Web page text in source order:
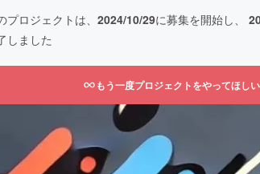
プロジェクトは、 2024/10/29に募集を開始し、
しました
もう一度プロジェクトをやってほしい